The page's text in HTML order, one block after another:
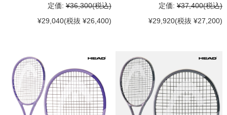
定価: ¥36,300(税込)
¥29,040(税抜 ¥26,400)
定価: ¥37,400(税込)
¥29,920(税抜 ¥27,200)